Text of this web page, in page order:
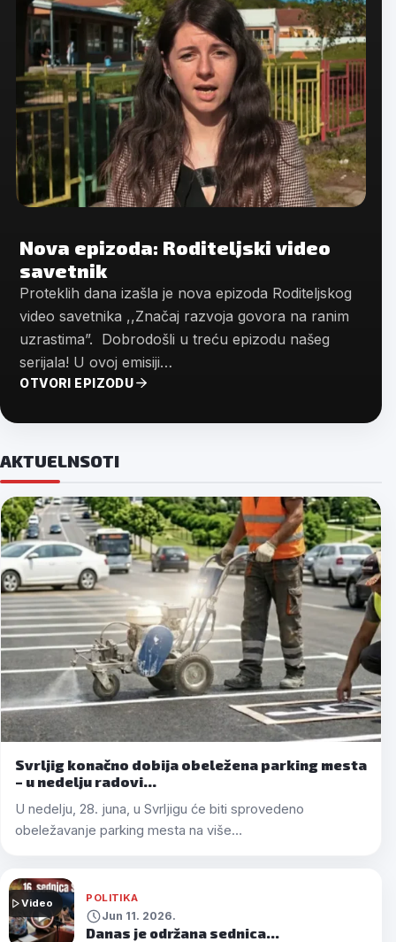
Nova epizoda: Roditeljski video
savetnik
Proteklih dana izašla je nova epizoda Roditeljskog
video savetnika ,,Značaj razvoja govora na ranim
uzrastima”. Dobrodošli u treću epizodu našeg
serijala! U ovoj emisiji…
OTVORI EPIZODU
AKTUELNSOTI
24.
Svrljig konačno dobija obeležena parking mesta
– u nedelju radovi…
U nedelju, 28. juna, u Svrljigu će biti sprovedeno
obeležavanje parking mesta na više…
Video POLITIKA
Jun 11. 2026.
Danas je održana sednica…